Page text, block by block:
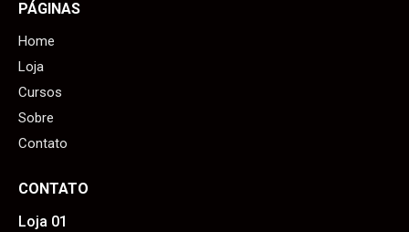
PÁGINAS
Home
Loja
Cursos
Sobre
Contato
CONTATO
Loja 01